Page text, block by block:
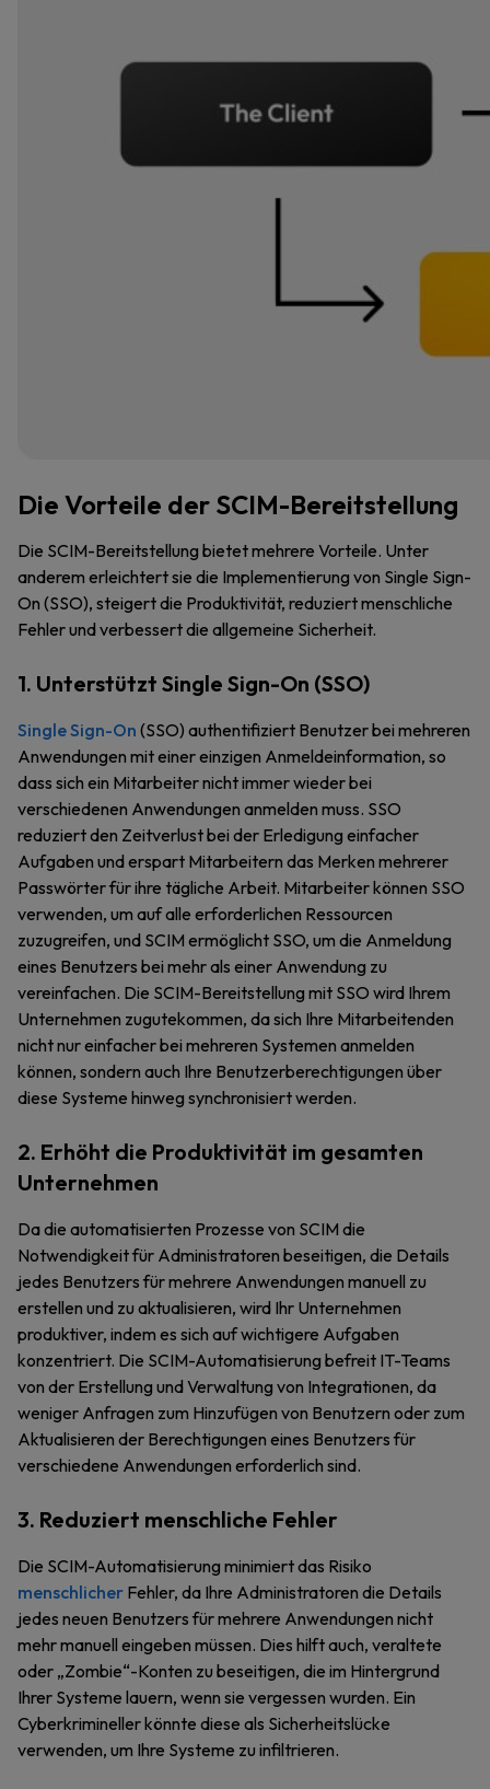
Die Vorteile der SCIM-Bereitstellung
Die SCIM-Bereitstellung bietet mehrere Vorteile. Unter
anderem erleichtert sie die Implementierung von Single Sign-
On (SSO), steigert die Produktivität, reduziert menschliche
Fehler und verbessert die allgemeine Sicherheit.
1. Unterstützt Single Sign-On (SSO)
Single Sign-On (SSO) authentifiziert Benutzer bei mehreren
Anwendungen mit einer einzigen Anmeldeinformation, so
dass sich ein Mitarbeiter nicht immer wieder bei
verschiedenen Anwendungen anmelden muss. SSO
reduziert den Zeitverlust bei der Erledigung einfacher
Aufgaben und erspart Mitarbeitern das Merken mehrerer
Passwörter für ihre tägliche Arbeit. Mitarbeiter können SSO
verwenden, um auf alle erforderlichen Ressourcen
zuzugreifen, und SCIM ermöglicht SSO, um die Anmeldung
eines Benutzers bei mehr als einer Anwendung zu
vereinfachen. Die SCIM-Bereitstellung mit SSO wird Ihrem
Unternehmen zugutekommen, da sich Ihre Mitarbeitenden
nicht nur einfacher bei mehreren Systemen anmelden
können, sondern auch Ihre Benutzerberechtigungen über
diese Systeme hinweg synchronisiert werden.
2. Erhöht die Produktivität im gesamten
Unternehmen
Da die automatisierten Prozesse von SCIM die
Notwendigkeit für Administratoren beseitigen, die Details
jedes Benutzers für mehrere Anwendungen manuell zu
erstellen und zu aktualisieren, wird Ihr Unternehmen
produktiver, indem es sich auf wichtigere Aufgaben
konzentriert. Die SCIM-Automatisierung befreit IT-Teams
von der Erstellung und Verwaltung von Integrationen, da
weniger Anfragen zum Hinzufügen von Benutzern oder zum
Aktualisieren der Berechtigungen eines Benutzers für
verschiedene Anwendungen erforderlich sind.
3. Reduziert menschliche Fehler
Die SCIM-Automatisierung minimiert das Risiko
menschlicher Fehler, da Ihre Administratoren die Details
jedes neuen Benutzers für mehrere Anwendungen nicht
mehr manuell eingeben müssen. Dies hilft auch, veraltete
oder „Zombie“-Konten zu beseitigen, die im Hintergrund
Ihrer Systeme lauern, wenn sie vergessen wurden. Ein
Cyberkrimineller könnte diese als Sicherheitslücke
verwenden, um Ihre Systeme zu infiltrieren.